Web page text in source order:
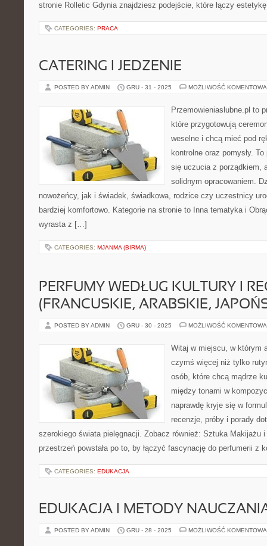
stronie Rolletic Gdynia znajdziesz podejście, które łączy
CATEGORIES: PRACA
CATERING I JEDZENIE
POSTED BY ADMIN GRU - 31 - 2025 MOŻLIWOŚĆ
Przemowieniaslubne.pl to
które przygotowują
weselne i chcą mieć pod
kontrolne oraz pomysły.
się uczucia z porządkiem,
solidnym opracowaniem.
nowożeńcy, jak i świadek, świadkowa, rodzice czy uczestnicy
bardziej komfortowo. Kategorie na stronie to Inna tematyka i
wyrasta z […]
CATEGORIES: MJANMA (BIRMA)
PERFUMY WEDŁUG KULTURY I
(FRANCUSKIE, ARABSKIE,
POSTED BY ADMIN GRU - 30 - 2025 MOŻLIWOŚĆ
Witaj w miejscu, w którym
czymś więcej niż tylko
osób, które chcą mądrze
między tonami w
naprawdę kryje się w
recenzje, próby i porady
szerokiego świata pielęgnacji. Zobacz również: Sztuka Makijażu
przestrzeń powstała po to, by łączyć fascynację do perfumerii z
CATEGORIES: EDUKACJA
EDUKACJA I METODY
POSTED BY ADMIN GRU - 28 - 2025 MOŻLIWOŚĆ